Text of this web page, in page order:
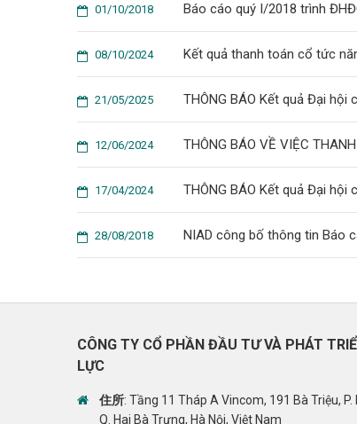
Báo cáo quý I/2018 trình
01/10/2018
Kết quả thanh toán cổ tức
08/10/2024
THÔNG BÁO Kết quả Đại
21/05/2025
THÔNG BÁO VỀ VIỆC
12/06/2024
THÔNG BÁO Kết quả Đại
17/04/2024
NIAD công bố thông tin Báo
28/08/2018
CÔNG TY CỔ PHẦN ĐẦU TƯ VÀ PHÁT
LỰC
住所: Tầng 11 Tháp A Vincom, 191 Bà Triệu, P.
Q. Hai Bà Trưng, Hà Nội, Việt Nam